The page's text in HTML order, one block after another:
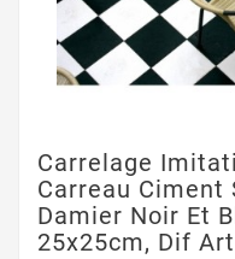
Carrelage
Carreau Ciment
Damier Noir Et
25x25cm, Dif